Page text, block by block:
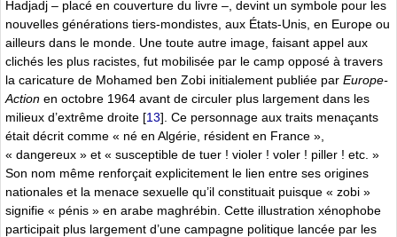
Hadjadj – placé en couverture du livre –, devint un symbole pour les
nouvelles générations tiers-mondistes, aux États-Unis, en Europe ou
ailleurs dans le monde. Une toute autre image, faisant appel aux
clichés les plus racistes, fut mobilisée par le camp opposé à travers
la caricature de Mohamed ben Zobi initialement publiée par Europe-
Action en octobre 1964 avant de circuler plus largement dans les
milieux d’extrême droite [13] . Ce personnage aux traits menaçants
était décrit comme « né en Algérie, résident en France »,
« dangereux » et « susceptible de tuer ! violer ! voler ! piller ! etc. »
Son nom même renforçait explicitement le lien entre ses origines
nationales et la menace sexuelle qu’il constituait puisque « zobi »
signifie « pénis » en arabe maghrébin. Cette illustration xénophobe
participait plus largement d’une campagne politique lancée par les